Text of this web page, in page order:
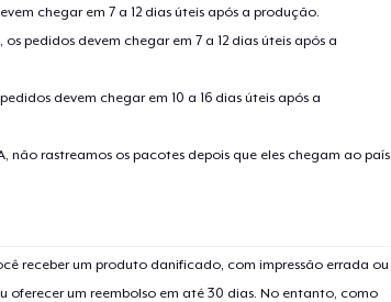
chegar em 7 a 12 dias úteis após a produção.
pedidos devem chegar em 7 a 12 dias úteis após a
devem chegar em 10 a 16 dias úteis após a
não rastreamos os pacotes depois que eles chegam ao país
receber um produto danificado, com impressão errada ou
oferecer um reembolso em até 30 dias. No entanto, como